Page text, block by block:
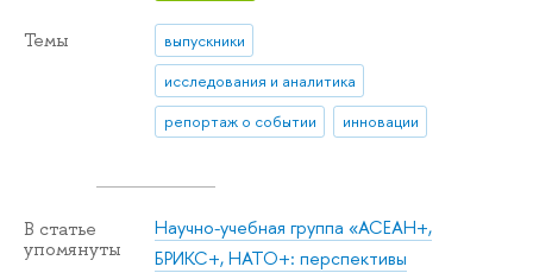
Темы
выпускники
исследования и аналитика
репортаж о событии
инновации
В статье
упомянуты
Научно-учебная группа «АСЕАН+,
БРИКС+, НАТО+: перспективы